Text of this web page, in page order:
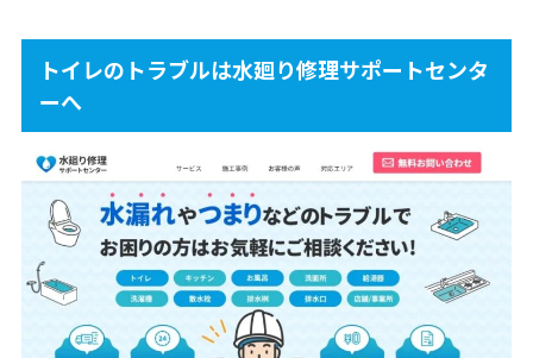
トイレのトラブルは水廻り修理サポートセンタ
ーへ